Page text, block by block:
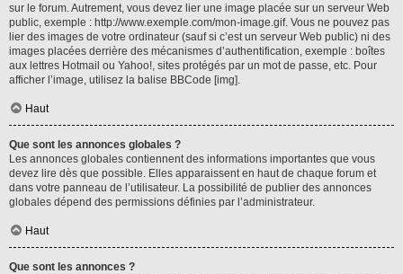
sur le forum. Autrement, vous devez lier une image placée sur un serveur Web
public, exemple : http://www.exemple.com/mon-image.gif. Vous ne pouvez pas
lier des images de votre ordinateur (sauf si c’est un serveur Web public) ni des
images placées derrière des mécanismes d’authentification, exemple : boîtes
aux lettres Hotmail ou Yahoo!, sites protégés par un mot de passe, etc. Pour
afficher l’image, utilisez la balise BBCode [img].
Haut
Que sont les annonces globales ?
Les annonces globales contiennent des informations importantes que vous
devez lire dès que possible. Elles apparaissent en haut de chaque forum et
dans votre panneau de l’utilisateur. La possibilité de publier des annonces
globales dépend des permissions définies par l’administrateur.
Haut
Que sont les annonces ?